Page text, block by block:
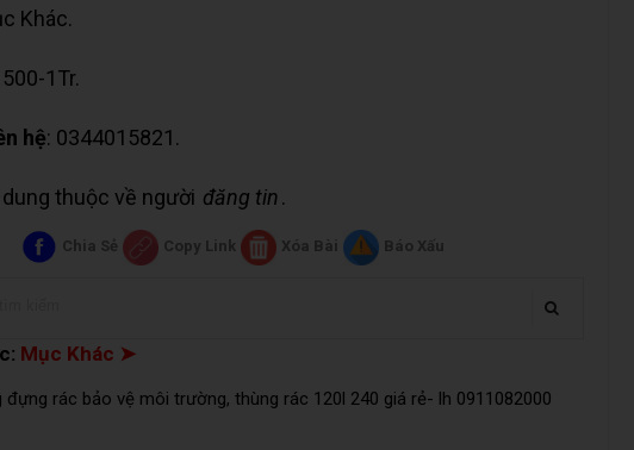
Khác.
500-1Tr.
hệ: 0344015821.
dung thuộc về người đăng tin.
Chia Sẻ Copy Link Xóa Bài Báo Xấu
Mục Khác ➤
đựng rác bảo vệ môi trường, thùng rác 120l 240 giá rẻ- lh 0911082000